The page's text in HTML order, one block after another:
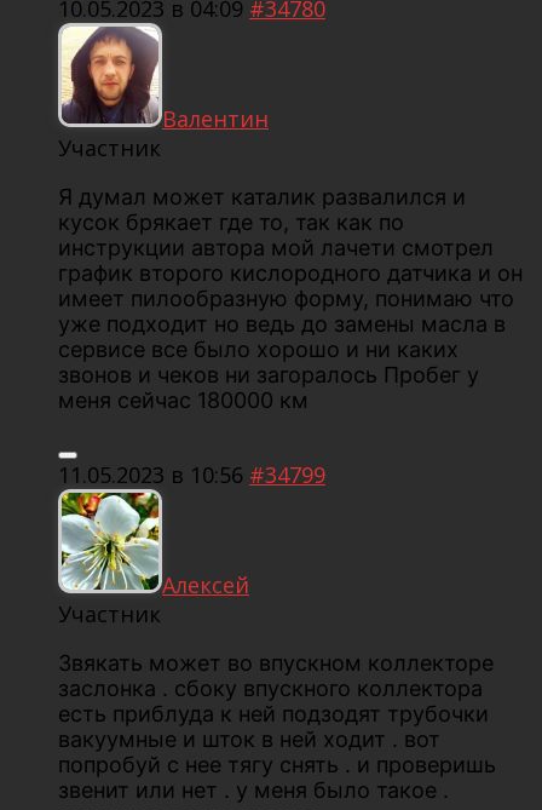
10.05.2023 в 04:09 #34780
Валентин
Участник
Я думал может каталик развалился и
кусок брякает где то, так как по
инструкции автора мой лачети смотрел
график второго кислородного датчика и он
имеет пилообразную форму, понимаю что
уже подходит но ведь до замены масла в
сервисе все было хорошо и ни каких
звонов и чеков ни загоралось Пробег у
меня сейчас 180000 км
11.05.2023 в 10:56 #34799
Алексей
Участник
Звякать может во впускном коллекторе
заслонка . сбоку впускного коллектора
есть приблуда к ней подзодят трубочки
вакуумные и шток в ней ходит . вот
попробуй с нее тягу снять . и проверишь
звенит или нет . у меня было такое .